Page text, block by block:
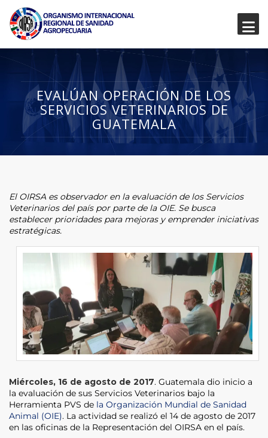
EVALÚAN OPERACIÓN DE LOS
SERVICIOS VETERINARIOS DE
GUATEMALA
El OIRSA es observador en la evaluación de los Servicios
Veterinarios del país por parte de la OIE. Se busca
establecer prioridades para mejoras y emprender iniciativas
estratégicas.
Miércoles, 16 de agosto de 2017. Guatemala dio inicio a
la evaluación de sus Servicios Veterinarios bajo la
Herramienta PVS de la Organización Mundial de Sanidad
Animal (OIE). La actividad se realizó el 14 de agosto de 2017
en las oficinas de la Representación del OIRSA en el país.